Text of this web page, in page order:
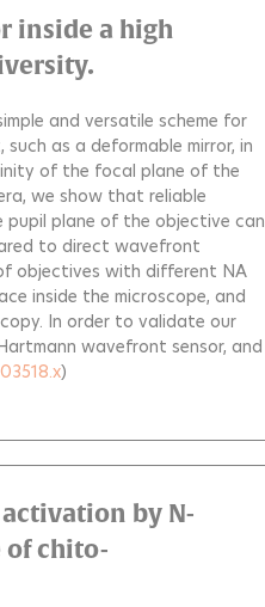
inside a high
and versatile scheme for
as a deformable mirror, in
of the focal plane of the
we show that reliable
plane of the objective can
to direct wavefront
objectives with different NA
inside the microscope, and
In order to validate our
wavefront sensor, and
)
by N-
of chito-